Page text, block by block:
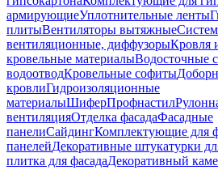
армирующиеУплотнительные ленты
плитыВентиляторы вытяжные
вентиляционные, диффузорыКровля
кровельные материалыВодосточные
водоотводКровельные софиты
кровлиГидроизоляционные
материалыШиферПрофнастил
вентиляцияОтделка фасадаФасадные
панелиСайдингКомплектующие для
панелейДекоративные штукатурки
плитка для фасадаДекоративный